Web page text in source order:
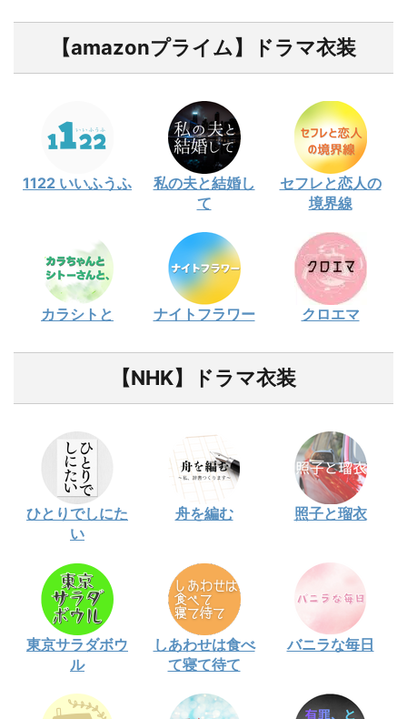
【amazonプライム】ドラマ衣装
1122 いいふうふ
私の夫と結婚し
て
セフレと恋人の
境界線
カラシトと ナイトフラワー クロエマ
【NHK】ドラマ衣装
ひとりでしにた
い
舟を編む 照子と瑠衣
東京サラダボウ
ル
しあわせは食べ
て寝て待て
バニラな毎日